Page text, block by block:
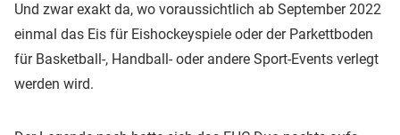
Und zwar exakt da, wo voraussichtlich ab September 2022
einmal das Eis für Eishockeyspiele oder der Parkettboden
für Basketball-, Handball- oder andere Sport-Events verlegt
werden wird.